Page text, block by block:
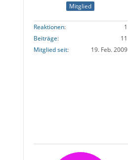
Mitglied
Reaktionen
1
Beiträge
11
Mitglied seit
19. Feb. 2009